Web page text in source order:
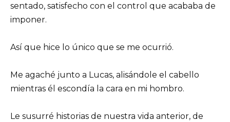
sentado, satisfecho con el control que acababa de
imponer.
Así que hice lo único que se me ocurrió.
Me agaché junto a Lucas, alisándole el cabello
mientras él escondía la cara en mi hombro.
Le susurré historias de nuestra vida anterior, de